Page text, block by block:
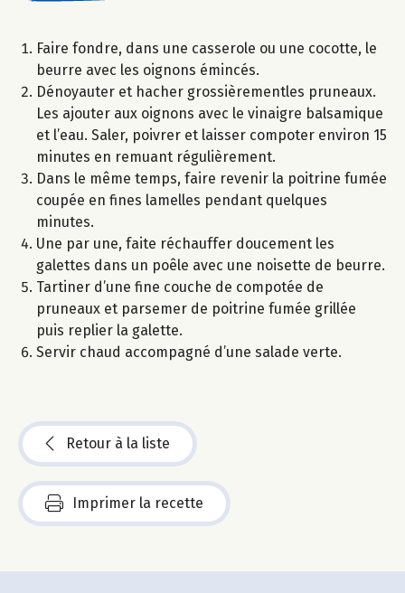
Faire fondre, dans une casserole ou une cocotte, le
beurre avec les oignons émincés.
Dénoyauter et hacher grossièrementles pruneaux.
Les ajouter aux oignons avec le vinaigre balsamique
et l’eau. Saler, poivrer et laisser compoter environ 15
minutes en remuant régulièrement.
Dans le même temps, faire revenir la poitrine fumée
coupée en fines lamelles pendant quelques
minutes.
Une par une, faite réchauffer doucement les
galettes dans un poêle avec une noisette de beurre.
Tartiner d’une fine couche de compotée de
pruneaux et parsemer de poitrine fumée grillée
puis replier la galette.
Servir chaud accompagné d’une salade verte.
Retour à la liste
Imprimer la recette